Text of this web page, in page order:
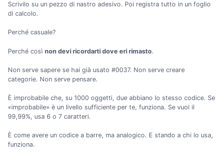
Scrivilo su un pezzo di nastro adesivo. Poi registra tutto in un foglio
di calcolo.
Perché casuale?
Perché così non devi ricordarti dove eri rimasto.
Non serve sapere se hai già usato #0037. Non serve creare
categorie. Non serve pensare.
È improbabile che, su 1000 oggetti, due abbiano lo stesso codice. Se
«improbabile» è un livello sufficiente per te, funziona. Se vuoi il
99,99%, usa 6 o 7 caratteri.
È come avere un codice a barre, ma analogico. E stando a chi lo usa,
funziona.